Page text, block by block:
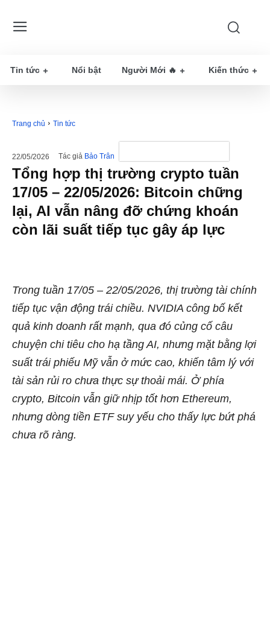
Tin tức Nổi bật Người Mới 🔥 Kiến thức
Trang chủ Tin tức
22/05/2026 Tác giả Bảo Trân
Tổng hợp thị trường crypto tuần
17/05 – 22/05/2026: Bitcoin chững
lại, AI vẫn nâng đỡ chứng khoán
còn lãi suất tiếp tục gây áp lực
Trong tuần 17/05 – 22/05/2026, thị trường tài chính
tiếp tục vận động trái chiều. NVIDIA công bố kết
quả kinh doanh rất mạnh, qua đó củng cố câu
chuyện chi tiêu cho hạ tầng AI, nhưng mặt bằng lợi
suất trái phiếu Mỹ vẫn ở mức cao, khiến tâm lý với
tài sản rủi ro chưa thực sự thoải mái. Ở phía
crypto, Bitcoin vẫn giữ nhịp tốt hơn Ethereum,
nhưng dòng tiền ETF suy yếu cho thấy lực bứt phá
chưa rõ ràng.